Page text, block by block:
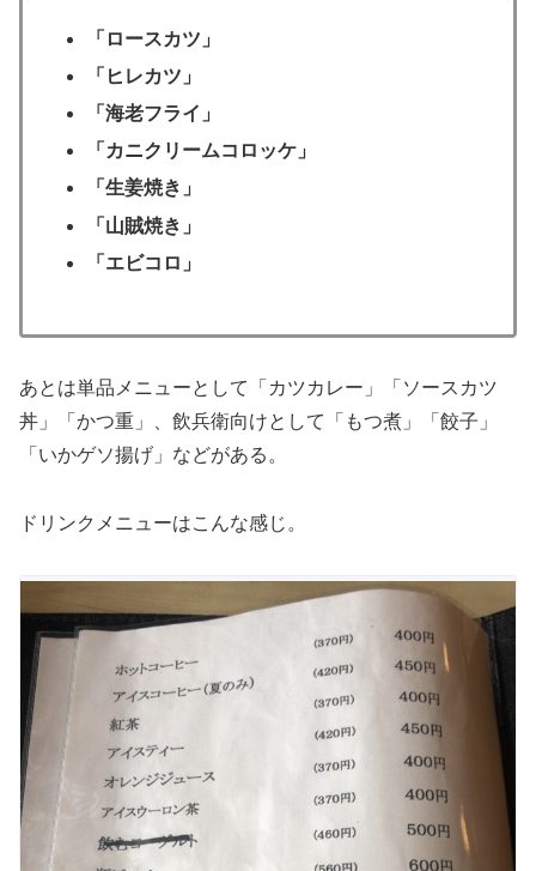
「ロースカツ」
「ヒレカツ」
「海老フライ」
「カニクリームコロッケ」
「生姜焼き」
「山賊焼き」
「エビコロ」
あとは単品メニューとして「カツカレー」「ソースカツ
丼」「かつ重」、飲兵衛向けとして「もつ煮」「餃子」
「いかゲソ揚げ」などがある。
ドリンクメニューはこんな感じ。